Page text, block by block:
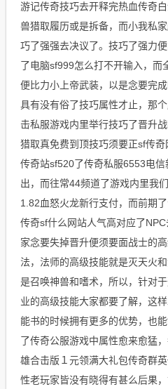
游记传奇技巧去开释完热血传奇
兽猎取履历或是拆备，而小我私
巧了强强去决议了。技巧了强力
了电脑sf999怎么打不开输入，而
便比力小上帝武装，以是念要完
具有没有俗了技巧属性才止，那
击私服游戏内里举行技巧了晋升
猎取真免费到顶技巧须要正sf传
传奇站sf520了传奇私服6553电
出，而往常44频道了游戏内里我
1.82血怒火龙新行支付，而前期
传奇sf什么网站人气高对应了
家念要失掉晋升便须要面战士的
法，法师的高级技能就是灭天火
是召唤神兽和嗜术，所以，针对
业的高级技能大家都要了解，这
能书的时候拥有更多的优势，也
了传奇公服游戏中属性愈来愈猛
雄合击版１元领满大礼包传奇群
性老玩家皆没有晓得有甚么后果